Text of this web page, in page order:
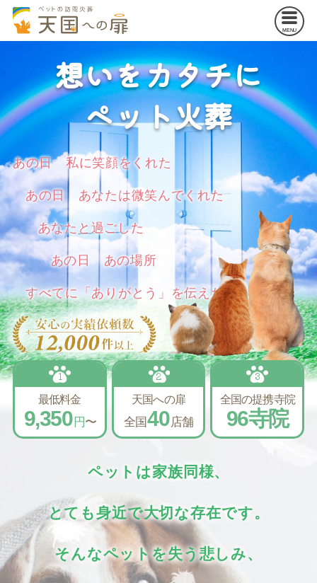
MENU
想いをカタチに
ペット火葬
あの日 私に笑顔をくれた
あの日 あなたは微笑んでくれた
あなたと過ごした
あの日 あの場所
すべてに「ありがとう」を伝えたい
1
最低料金
9,350 円〜
2
天国への扉
全国40店舗
3
全国の提携寺院
96寺院
ペットは家族同様、
とても身近で大切な存在です。
そんなペットを失う悲しみ、